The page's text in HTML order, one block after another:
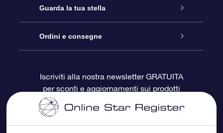
Contattaci
Blog
OSR Recensioni
Online Star Gift
Pacchetto regalo OSR
Gift Card OSR
Doni aziendali
Guarda la tua stella
Registro stellare
Star Page personalizzata
One Million Stars
Ordini e consegne
Informazioni di Pagamento
Informazioni di Spedizione
Iscriviti alla nostra newsletter GRATUITA
per sconti e aggiornamenti sui prodotti